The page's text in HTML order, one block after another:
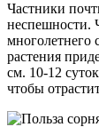
Частники
неспешности.
многолетнего
растения
см. 10-12
чтобы